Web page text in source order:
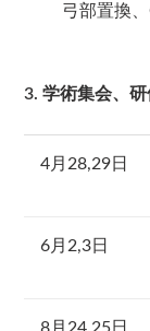
弓部置換
3. 学術集会、
4月28,29日
6月2,3日